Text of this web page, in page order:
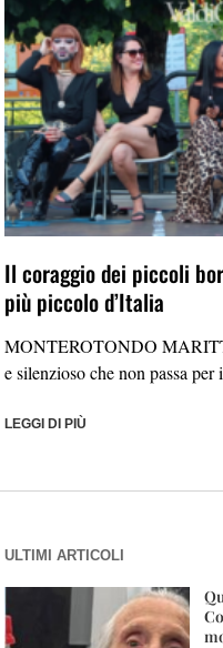
Il coraggio dei piccoli
più piccolo d’Italia
MONTEROTONDO
e silenzioso che non passa
LEGGI DI PIÙ
ULTIMI ARTICOLI